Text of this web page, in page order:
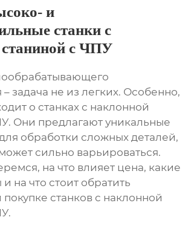
и
станки с
с ЧПУ
задача не из легких. Особенно,
о станках с наклонной
Они предлагают уникальные
обработки сложных деталей,
сильно варьироваться.
на что влияет цена, какие
на что стоит обратить
станков с наклонной
.